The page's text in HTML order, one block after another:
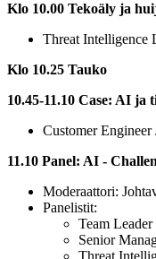
Klo 10.00 Tekoäly ja
Threat Intelligence
Klo 10.25 Tauko
10.45-11.10 Case: AI
Customer
11.10 Panel: AI -
Moderaattori:
Panelistit:
Team
Senior